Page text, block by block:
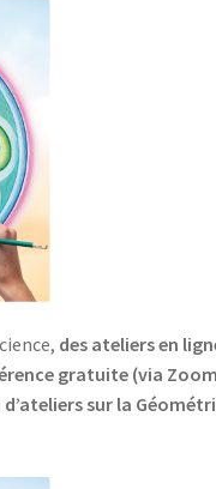
des ateliers en
gratuite (via
sur la